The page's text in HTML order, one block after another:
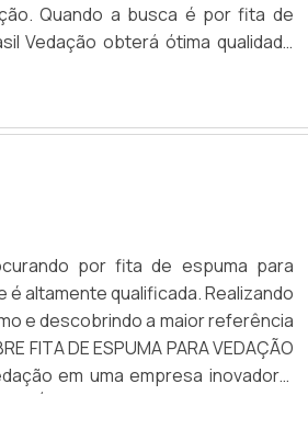
Quando a busca é por fita de
Vedação obterá ótima qualidade
ou amarelam. MAIS SOBRE
por fita de espuma para
altamente qualificada. Realizando
e descobrindo a maior referência
FITA DE ESPUMA PARA VEDAÇÃO
em uma empresa inovadora,
É possível encontrar borrachas